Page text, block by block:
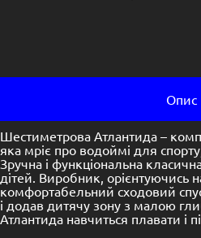
Опис
Шестиметрова Атлантида –
яка мріє про водоймі для
Зручна і функціональна
дітей. Виробник, орієнтуючись
комфортабельний сходовий
і додав дитячу зону з малою
Атлантида навчиться плавати і